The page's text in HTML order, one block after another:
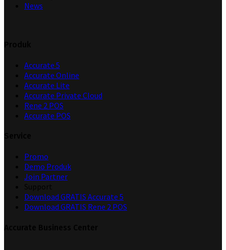
News
Accurate 5
Accurate Online
Accurate Lite
Accurate Private Cloud
Rene 2 POS
Accurate POS
Promo
Demo Produk
Join Partner
Download GRATIS Accurate 5
Download GRATIS Rene 2 POS